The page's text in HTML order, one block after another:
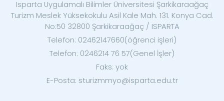
Isparta Uygulamalı Bilimler Üniversitesi Şarkikaraağaç
Turizm Meslek Yüksekokulu Asil Kale Mah. 131. Konya Cad.
No:50 32800 Şarkikaraağaç / ISPARTA
Telefon: 02462147660(öğrenci işleri)
Telefon: 0246214 76 57(Genel İşler)
Faks: yok
E-Posta: sturizmmyo@isparta.edu.tr